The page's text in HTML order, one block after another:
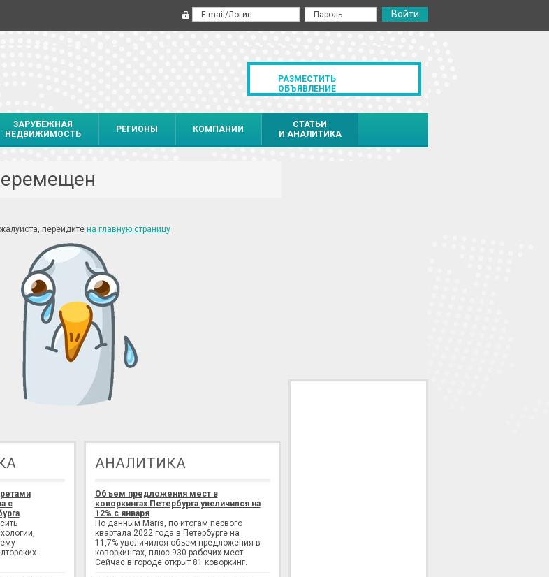
РАЗМЕСТИТЬ
ОБЪЯВЛЕНИЕ
ЗАРУБЕЖНАЯ
НЕДВИЖИМОСТЬ
РЕГИОНЫ КОМПАНИИ
СТАТЬИ
И АНАЛИТИКА
перейдите на главную страницу
с
АНАЛИТИКА
Объем предложения мест в
коворкингах Петербурга увеличился на
12% с января
По данным Maris, по итогам первого
квартала 2022 года в Петербурге на
11,7% увеличился объем предложения в
коворкингах, плюс 930 рабочих мест.
Сейчас в городе открыт 81 коворкинг.